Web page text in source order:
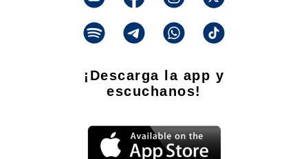
¡Descarga la app y
escuchanos!